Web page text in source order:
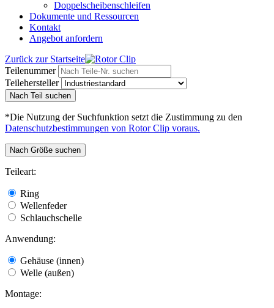
Doppelscheibenschleifen
Dokumente und Ressourcen
Kontakt
Angebot anfordern
Zurück zur Startseite
Teilenummer
Teilehersteller
Nach Teil suchen
*Die Nutzung der Suchfunktion setzt die Zustimmung zu den
Datenschutzbestimmungen von Rotor Clip voraus.
Nach Größe suchen
Teileart:
Ring
Wellenfeder
Schlauchschelle
Anwendung:
Gehäuse (innen)
Welle (außen)
Montage: